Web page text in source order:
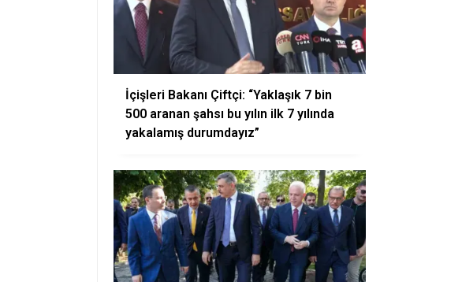
İçişleri Bakanı Çiftçi: “Yaklaşık 7 bin
500 aranan şahsı bu yılın ilk 7 yılında
yakalamış durumdayız”